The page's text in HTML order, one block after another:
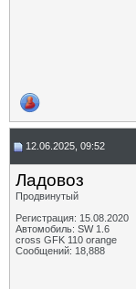
12.06.2025, 09:52
Ладовоз
Продвинутый
Регистрация: 15.08.2020
Автомобиль: SW 1.6
cross GFK 110 orange
Сообщений: 18,888